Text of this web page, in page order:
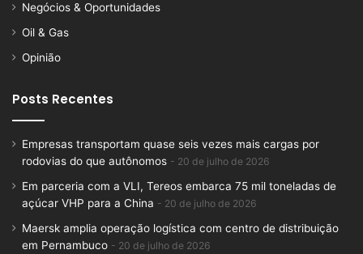
Negócios & Oportunidades
Oil & Gas
Opinião
Posts Recentes
Empresas transportam quase seis vezes mais cargas por
rodovias do que autônomos
20 de julho de 2026
Em parceria com a VLI, Tereos embarca 75 mil toneladas de
açúcar VHP para a China
20 de julho de 2026
Maersk amplia operação logística com centro de distribuição
em Pernambuco
20 de julho de 2026